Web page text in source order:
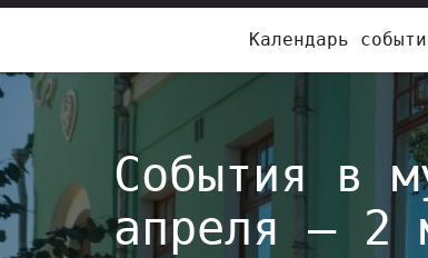
Календарь
События в
апреля – 2